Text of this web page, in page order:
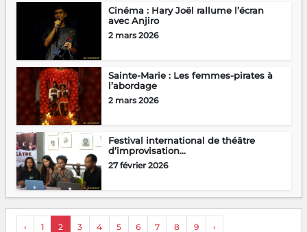
Cinéma : Hary Joël rallume l’écran
avec Anjiro
2 mars 2026
Sainte-Marie : Les femmes-pirates à
l’abordage
2 mars 2026
Festival international de théâtre
d’improvisation...
27 février 2026
‹ 1 2 3 4 5 6 7 8 9 ›